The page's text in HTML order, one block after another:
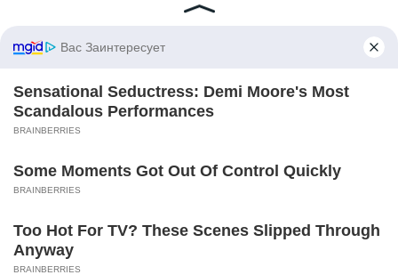
— Что это?, – взвизгнула девушка.
содержимое чемодана, не понимая, что
происходит.
— Где ты это взяла?, – шокировано спросил
Антон.
— Ты издеваешься? Это же твой чемодан!
Где мой подарок? Вот эта селедка или